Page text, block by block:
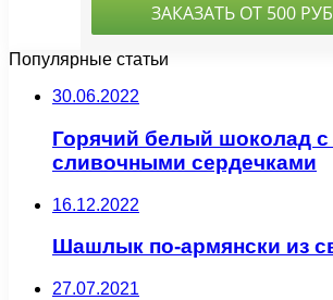
Популярные статьи
30.06.2022
Горячий белый шоколад с
сливочными сердечками
16.12.2022
Шашлык по-армянски из
27.07.2021